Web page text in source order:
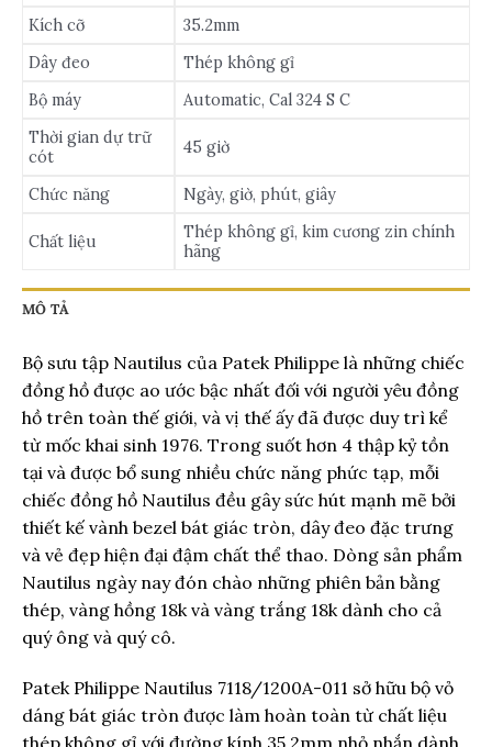
MÔ TẢ
Bộ sưu tập Nautilus của Patek Philippe là những chiếc
đồng hồ được ao ước bậc nhất đối với người yêu đồng
hồ trên toàn thế giới, và vị thế ấy đã được duy trì kể
từ mốc khai sinh 1976. Trong suốt hơn 4 thập kỷ tồn
tại và được bổ sung nhiều chức năng phức tạp, mỗi
chiếc đồng hồ Nautilus đều gây sức hút mạnh mẽ bởi
thiết kế vành bezel bát giác tròn, dây đeo đặc trưng
và vẻ đẹp hiện đại đậm chất thể thao. Dòng sản phẩm
Nautilus ngày nay đón chào những phiên bản bằng
thép, vàng hồng 18k và vàng trắng 18k dành cho cả
quý ông và quý cô.
Patek Philippe Nautilus 7118/1200A-011 sở hữu bộ vỏ
dáng bát giác tròn được làm hoàn toàn từ chất liệu
thép không gỉ với đường kính 35.2mm nhỏ nhắn dành
Kích cỡ
35.2mm
Dây đeo
Thép không gỉ
Bộ máy
Automatic, Cal 324 S C
Thời gian dự trữ
cót
45 giờ
Chức năng Ngày, giờ, phút, giây
Chất liệu
Thép không gỉ, kim cương zin chính
hãng